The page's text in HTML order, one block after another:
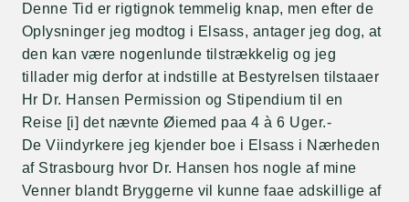
Denne Tid er rigtignok temmelig knap, men efter de
Oplysninger jeg modtog i Elsass, antager jeg dog, at
den kan være nogenlunde tilstrækkelig og jeg
tillader mig derfor at indstille at Bestyrelsen tilstaaer
Hr Dr. Hansen Permission og Stipendium til en
Reise [i] det nævnte Øiemed paa 4 à 6 Uger.-
De Viindyrkere jeg kjender boe i Elsass i Nærheden
af Strasbourg hvor Dr. Hansen hos nogle af mine
Venner blandt Bryggerne vil kunne faae adskillige af